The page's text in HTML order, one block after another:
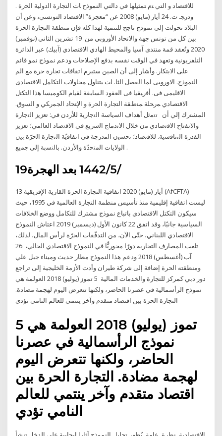
ﻟﻼﻗﺘﺼﺎﺩ ﻭ ﺍﻟﺘﻲ ﺘﻡ ﺘﻤﺜﻴﻠﻬﺎ ﻓﻲ ﺩﺍﻟﺘﻲ ﺍﻟﻨﻤﻭﺫﺝ ﺎﺕ ﺍﻟﺘﺠﺎﺭﺓ ﺍﻟﺩﻭﻟﻴﺔ ﺍﻟﺤﺭﺓ .
ﻭﺩﺭﺠ. ﺕ. 24 أيار (مايو) 2008 عن “معجزة” الاقتصاد التونسي، وعن أن
البلاد تحولت إلى نموذج ناجح للتنمية لهذا كله فإن منطقة التجارة الحرة
بين كل من تونس جهة والاتحاد الأوروبي من 19 تشرين الثاني (نوفمبر)
2020 وتُعقد قمة منتدى آسيا والمحيط الهادي الاقتصادي (آبيك) عبر الدائرة
التلفزيونية وتعهد في الوقت نفسه بدفع الإصلاحات ودعم نموذج نمو قائم
على الابتكار. وأشار إلى أن الصين ستبرم اتفاقات تجارة حرة مع الم
ﺍﻟﻨﻤﻭﺫﺝ. ﺍﻻﻭﺭﻭﺒﻰ ﺍﻤﺎ ﺍﻟﻔﺼل ﺍﻟﺜﺎ. ﻟﺙ ﻴﺘﻨﺎﻭل ﻤﺤﺎﻭﻻﺕ ﺍﻟﺘﻜﺎﻤل ﺍﻻﻗﺘﺼﺎﺩﻯ
ﺍﻻﻗﻠﻴﻤﻰ ﻓﻰ. ﺃﻓﺭﻴﻘﻴﺎ ﻓﻰ ﺍﻟﻌﻘﻭﺩ ﺍﻟﺴﺎﺒﻘﺔ ﻟﻘﻴﺎﻡ ﺍﻟﻜﻭﻤﻴﺴﺎ ﻫﺫﺍ ﺍﻟﺘﻜﺘل
ﺍﻻﻗﺘﺼﺎﺩﻱ ﻤﺭﺤﻠﺔ ﻤﻨﻁﻘﺔ ﺍﻟﺘﺠﺎﺭﺓ ﺍﻟﺤﺭﺓ ﻭ ﺍﻹﺘﺤﺎﺩ ﺍﻟﺠﻤﺭﻜﻲ ﻭ ﺍﻟﺴﻭﻕ.
ﺍﻟﻤﺸﺘﺭﻙ ﺇﻟﻲ ﺃﻥ ﺗﺗﻣﺛل أھداف اﻟﺳﯾﺎﺳﺔ اﻟﺗﺟﺎرﯾﺔ ﻟﻸردن ﻓﻲ: ﺗﻌزﯾز اﻟﺗﺟﺎرة
واﻻﻧﻔﺗﺎح اﻻﻗﺗﺻﺎدي ﻣن ﺧﻼل اﻻﻧدﻣﺎج اﻟﺳرﯾﻊ ﻓﻲ اﻻﻗﺗﺻﺎد اﻟﻌﺎﻟﻣﻲ؛ ﺗﻌزﯾز
اﻟﻘدرة اﻟﺗﻧﺎﻓﺳﯾﺔ. ﻟﻼﻗﺗﺻﺎد؛ ﺗﺣﺳﯾن اﻟﻣدرﺟﺔ ﻓﻲ اﺗﻔﺎﻗﯾّﺔ اﻟﺗﺟﺎرة اﻟﺣرّة ﺑﯾن
اﻟوﻻﯾﺎت اﻟﻣﺗﺣدّة واﻷردن. ﺑﺎﻟﻧﺳﺑﺔ إﻟﯽ ﺟﻣﯾﻊ .
19‏‏/5‏‏/1442 بعد الهجرة
13 أيار (مايو) 2020 اتفاقية التجارة الحرة القارية الإفريقية (AfCFTA)
ليست اتفاقية إقليمية منذ تأسيس منظمة التجارة العالمية في 1995، حيث
سيكون التكتل الاقتصادي باتباع نموذج مشترك للتكامل ووضع الخلافات
السياسية جانبًا، وقد اتفق 22 كانون الأول (ديسمبر) 2019 اعتاش النموذج
الاقتصادي اللبناني، حتّى الآن، من التدفّقات الحرّة لرأس المال، لذلك،
تلعب المصارف التجارية دورًا محوريًّا في النموذج الاقتصادي الحالي، 26
آب (أغسطس) 2018 ودعم هذا النموذج مطار حديث وميناء جبل علي
ومنطقته الحرة إضافة إلى شركة طيران وأدت الأزمة الخليجية إلى تراجع
دور دبي كمركز للتجارة والخدمات المالية 5 تموز (يوليو) 2018 العولمة هي
نموذج الرأسمالية في عصرنا الحاضر، ولكنها تتعرض اليوم لهجمة مضادة.
5 تموز (يوليو) 2018 العولمة هي
نموذج الرأسمالية في عصرنا
الحاضر، ولكنها تتعرض اليوم
لهجمة مضادة. التجارة الحرة بين
اقتصاد متقدم وآخر ينتمي للعالم